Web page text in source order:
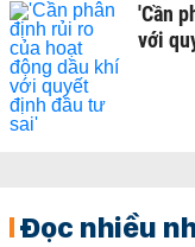
'Cần
với
Đọc nhiều